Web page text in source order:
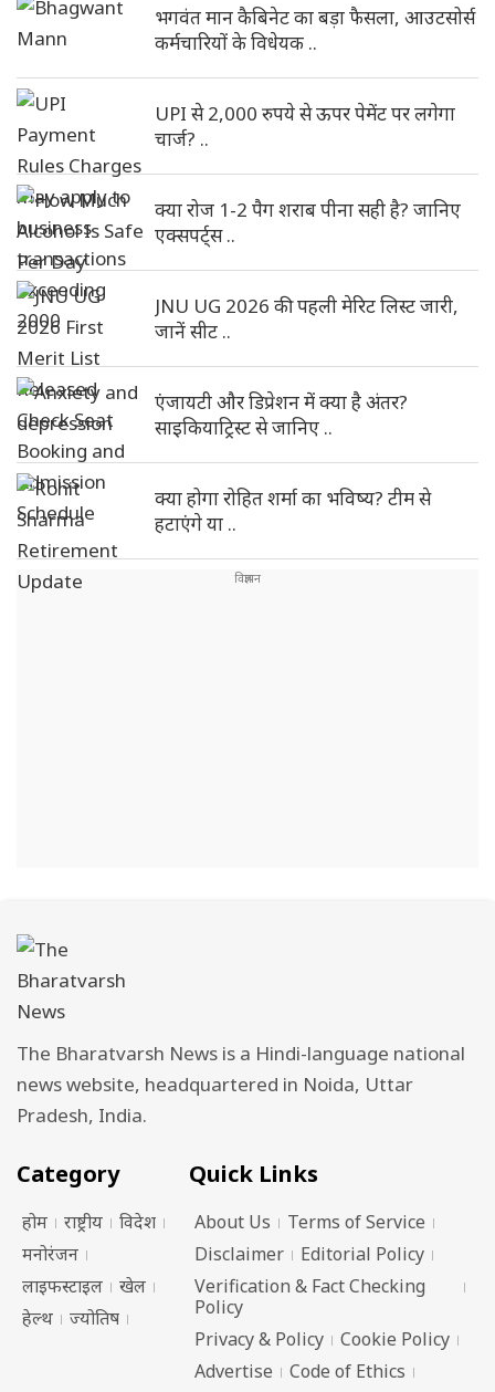
भगवंत मान कैबिनेट का बड़ा फैसला, आउटसोर्स
कर्मचारियों के विधेयक ..
UPI से 2,000 रुपये से ऊपर पेमेंट पर लगेगा
चार्ज? ..
क्या रोज 1-2 पैग शराब पीना सही है? जानिए
एक्सपर्ट्स ..
JNU UG 2026 की पहली मेरिट लिस्ट जारी,
जानें सीट ..
एंजायटी और डिप्रेशन में क्या है अंतर?
साइकियाट्रिस्ट से जानिए ..
क्या होगा रोहित शर्मा का भविष्य? टीम से
हटाएंगे या ..
The Bharatvarsh News is a Hindi-language national
news website, headquartered in Noida, Uttar
Pradesh, India.
Category
होम राष्ट्रीय
विदेश
मनोरंजन
लाइफस्टाइल
खेल
हेल्थ
ज्योतिष
Quick Links
About Us
Terms of Service
Disclaimer
Editorial Policy
Verification & Fact Checking
Policy
Privacy & Policy
Cookie Policy
Advertise
Code of Ethics